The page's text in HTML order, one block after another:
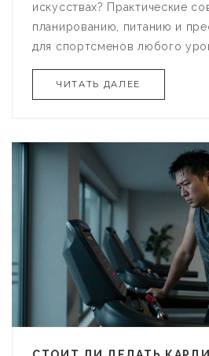
искусствах? Практические
планированию, питанию и
для спортсменов любого
ЧИТАТЬ ДАЛЕЕ